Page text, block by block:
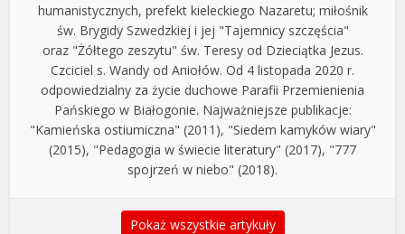
humanistycznych, prefekt kieleckiego Nazaretu; miłośnik
św. Brygidy Szwedzkiej i jej "Tajemnicy szczęścia"
oraz "Żółtego zeszytu" św. Teresy od Dzieciątka Jezus.
Czciciel s. Wandy od Aniołów. Od 4 listopada 2020 r.
odpowiedzialny za życie duchowe Parafii Przemienienia
Pańskiego w Białogonie. Najważniejsze publikacje:
"Kamieńska ostiumiczna" (2011), "Siedem kamyków wiary"
(2015), "Pedagogia w świecie literatury" (2017), "777
spojrzeń w niebo" (2018).
Pokaż wszystkie artykuły